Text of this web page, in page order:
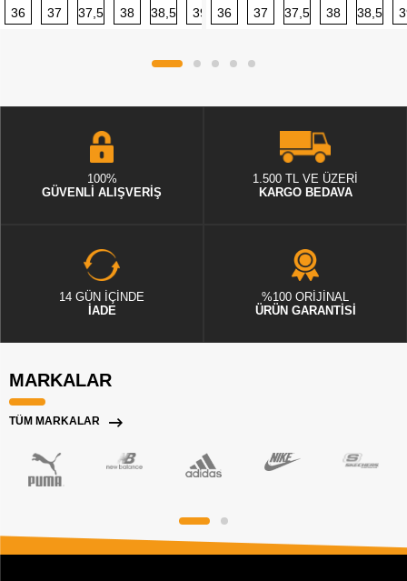
36 37 37,5 38 38,5 39 40 40,5 41 42 42,5
36 37 37,5 38 38,5
100%
GÜVENLİ ALIŞVERİŞ
1.500 TL VE ÜZERİ
KARGO BEDAVA
14 GÜN İÇİNDE
İADE
%100 ORİJİNAL
ÜRÜN GARANTİSİ
MARKALAR
TÜM MARKALAR